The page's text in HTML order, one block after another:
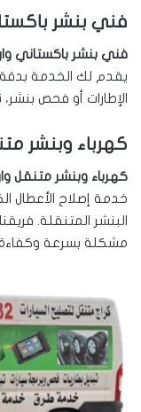
فني بنشر
فني بنشر باكستاني
يقدم لك الخدمة
الإطارات أو فحص
كهرباء وبنشر
كهرباء وبنشر متنقل
خدمة إصلاح الأعطال
البنشر المتنقلة.
مشكلة بسرعة